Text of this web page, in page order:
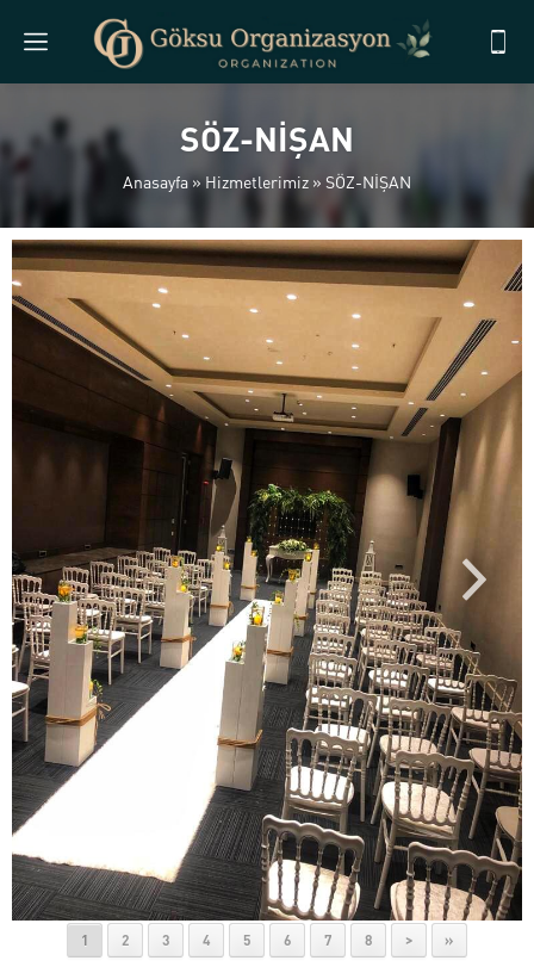
SÖZ-NİŞAN
Anasayfa »Hizmetlerimiz » SÖZ-NİŞAN
1 2 3 4 5 6 7 8 > »